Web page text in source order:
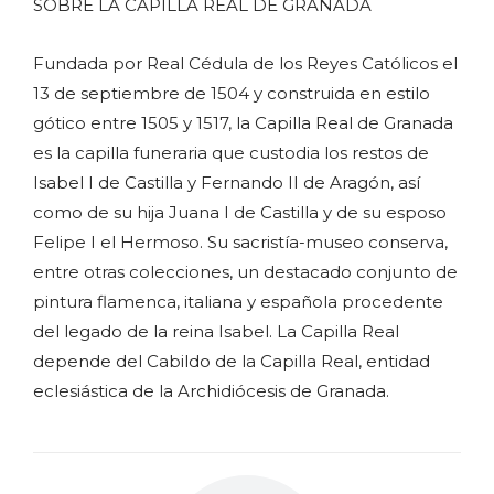
SOBRE LA CAPILLA REAL DE GRANADA
Fundada por Real Cédula de los Reyes Católicos el
13 de septiembre de 1504 y construida en estilo
gótico entre 1505 y 1517, la Capilla Real de Granada
es la capilla funeraria que custodia los restos de
Isabel I de Castilla y Fernando II de Aragón, así
como de su hija Juana I de Castilla y de su esposo
Felipe I el Hermoso. Su sacristía-museo conserva,
entre otras colecciones, un destacado conjunto de
pintura flamenca, italiana y española procedente
del legado de la reina Isabel. La Capilla Real
depende del Cabildo de la Capilla Real, entidad
eclesiástica de la Archidiócesis de Granada.